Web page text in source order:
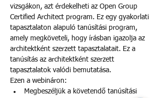
vizsgákon, azt érdekelheti az Open Group
Certified Architect program. Ez egy gyakorlati
tapasztalaton alapuló tanúsítási program,
amely megköveteli, hogy írásban igazolja az
architektként szerzett tapasztalatait. Ez a
tanúsítás az architektként szerzett
tapasztalatok valódi bemutatása.
Ezen a webináron:
Megbeszéljük a követendő tanúsítási